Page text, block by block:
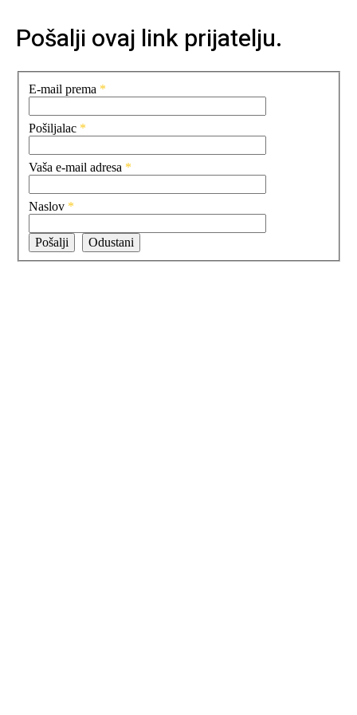
Pošalji ovaj link prijatelju.
E-mail prema *
Pošiljalac*
Vaša e-mail adresa *
Naslov*
Pošalji Odustani